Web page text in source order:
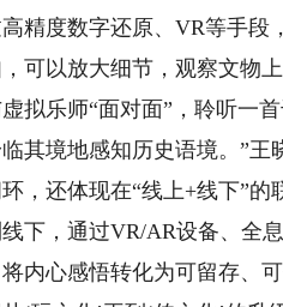
精度数字还原、VR等手
可以放大细节，观察文物
拟乐师“面对面”，聆听一
其境地感知历史语境。”王
还体现在“线上+线下”的
下，通过VR/AR设备、全
内心感悟转化为可留存、